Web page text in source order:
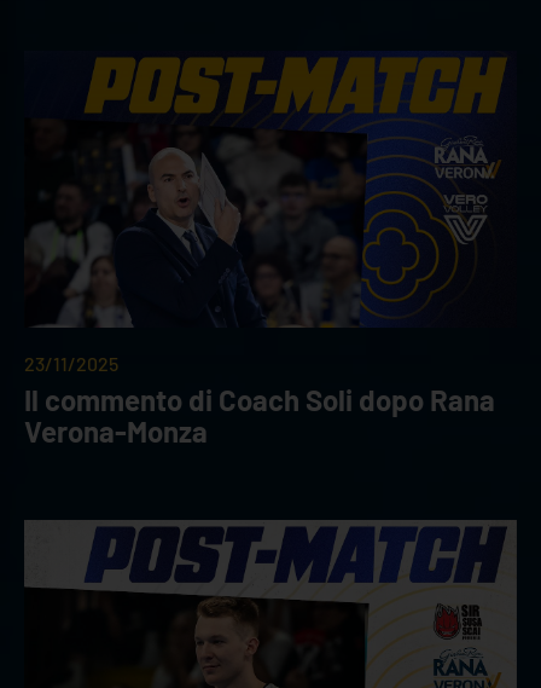
23/11/2025
Il commento di Coach Soli dopo Rana
Verona-Monza